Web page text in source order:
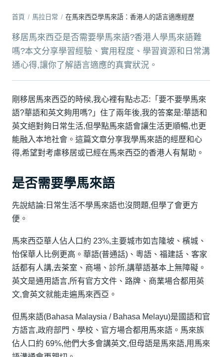
首頁 / 馬拉日常 / 在馬來西亞學馬來語：香港人的語言適應經歷
移居馬來西亞是否需要學馬來語?香港人學馬來語難
嗎?本文分享學習經驗、實用程度、學習資源和日常溝
通心得,讓你了解語言適應的真實狀況。
剛移居馬來西亞的時候,我心裡有點忐忑:「要不要學馬來
語?華語和英文夠用嗎?」住了兩年後,我的答案是:華語和
英文絕對夠日常生活,但學點馬來語會讓生活更順暢,也更
能融入本地社會。這篇文章分享我學馬來語的經歷和心
得,希望對考慮移居或已經在馬來西亞的香港人有幫助。
是否需要學馬來語
先說結論:日常生活不學馬來語也沒問題,但學了會更方
便。
馬來西亞華人佔人口約 23%,主要城市如吉隆坡、檳城、
怡保華人比例更高。華語(普通話)、粵語、福建話、客家
話都有人講,去茶室、商場、診所,講華語基本上無障礙。
英文是通用語言,所有官方文件、路牌、商業場合都用英
文,會英文就能走遍馬來西亞。
但馬來語(Bahasa Malaysia / Bahasa Melayu)是國語和官
方語言,政府部門、學校、官方場合都用馬來語。馬來族
佔人口約 69%,他們大多會講英文,但母語是馬來語,用馬來